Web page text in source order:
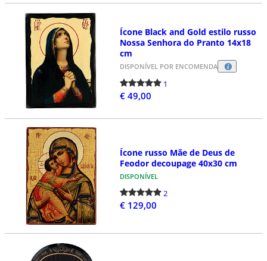
Ícone Black and Gold estilo russo
Nossa Senhora do Pranto 14x18
cm
DISPONÍVEL POR ENCOMENDA
1
€ 49,00
Ícone russo Mãe de Deus de
Feodor decoupage 40x30 cm
DISPONÍVEL
2
€ 129,00